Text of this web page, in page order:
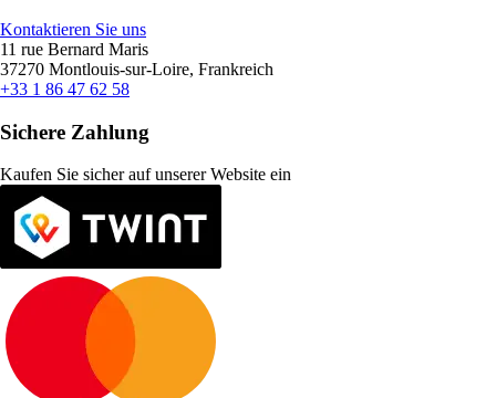
Kontaktieren Sie uns
11 rue Bernard Maris
37270 Montlouis-sur-Loire, Frankreich
+33 1 86 47 62 58
Sichere Zahlung
Kaufen Sie sicher auf unserer Website ein